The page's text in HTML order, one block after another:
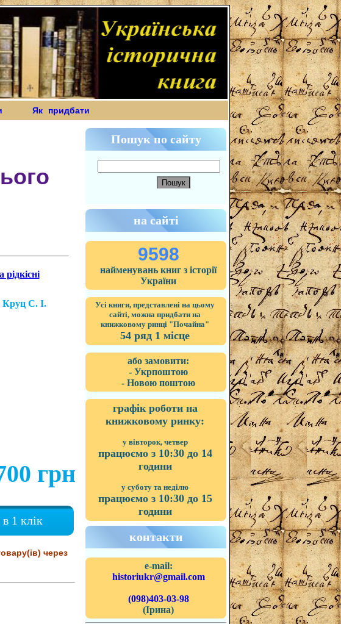
Як придбати
рідкісні
Круц С. I.
грн
1 клік
через
Пошук по сайту
на сайті
9598
найменувань книг з історії
України
Усі книги, представлені на цьому
сайті, можна придбати на
книжковому ринці "Почайна"
54 ряд 1 місце
або замовити:
- Укрпоштою
- Новою поштою
графік роботи на
книжковому ринку:
у вівторок, четвер
працюємо з 10:30 до 14
години
у суботу та неділю
працюємо з 10:30 до 15
години
контакти
e-mail:
historiukr@gmail.com
(098)403-03-98
(Ірина)